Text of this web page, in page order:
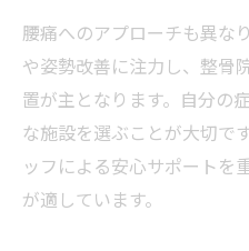
腰痛へのアプローチも異な
や姿勢改善に注力し、整骨
置が主となります。自分の
な施設を選ぶことが大切で
ッフによる安心サポートを
が適しています。